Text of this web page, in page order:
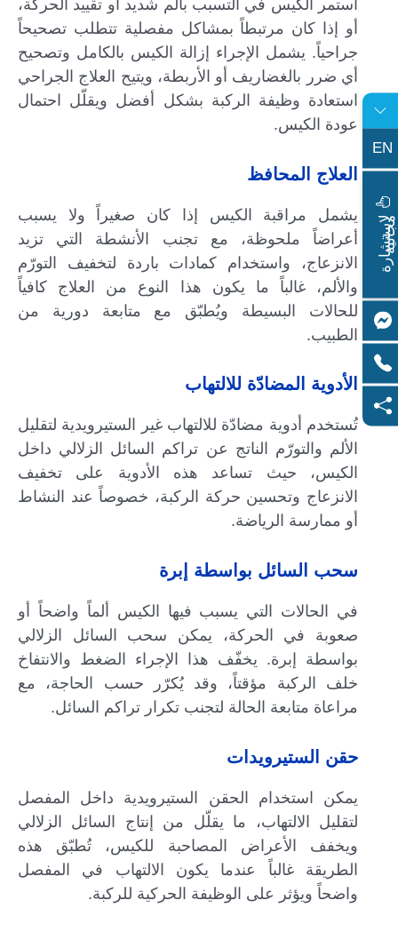
استمر الكيس في التسبب بألم شديد أو تقييد الحركة،
أو إذا كان مرتبطاً بمشاكل مفصلية تتطلب تصحيحاً
جراحياً. يشمل الإجراء إزالة الكيس بالكامل وتصحيح
أي ضرر بالغضاريف أو الأربطة، ويتيح العلاج الجراحي
استعادة وظيفة الركبة بشكل أفضل ويقلّل احتمال
عودة الكيس.
العلاج المحافظ
يشمل مراقبة الكيس إذا كان صغيراً ولا يسبب
أعراضاً ملحوظة، مع تجنب الأنشطة التي تزيد
الانزعاج، واستخدام كمادات باردة لتخفيف التورّم
والألم، غالباً ما يكون هذا النوع من العلاج كافياً
للحالات البسيطة ويُطبّق مع متابعة دورية من
الطبيب.
الأدوية المضادّة للالتهاب
تُستخدم أدوية مضادّة للالتهاب غير الستيرويدية لتقليل
الألم والتورّم الناتج عن تراكم السائل الزلالي داخل
الكيس، حيث تساعد هذه الأدوية على تخفيف
الانزعاج وتحسين حركة الركبة، خصوصاً عند النشاط
أو ممارسة الرياضة.
سحب السائل بواسطة إبرة
في الحالات التي يسبب فيها الكيس ألماً واضحاً أو
صعوبة في الحركة، يمكن سحب السائل الزلالي
بواسطة إبرة. يخفّف هذا الإجراء الضغط والانتفاخ
خلف الركبة مؤقتاً، وقد يُكرّر حسب الحاجة، مع
مراعاة متابعة الحالة لتجنب تكرار تراكم السائل.
حقن الستيرويدات
يمكن استخدام الحقن الستيرويدية داخل المفصل
لتقليل الالتهاب، ما يقلّل من إنتاج السائل الزلالي
ويخفف الأعراض المصاحبة للكيس، تُطبّق هذه
الطريقة غالباً عندما يكون الالتهاب في المفصل
واضحاً ويؤثر على الوظيفة الحركية للركبة.
EN
ل
ا
س
ت
ش
ا
ر
ة
م
ج
ا
ن
ي
ة